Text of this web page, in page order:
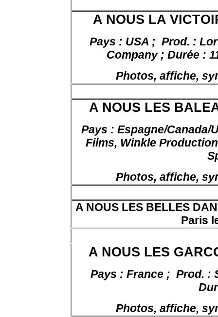
A NOUS LA
Pays : USA ; Prod. :
Company ; Durée :
Photos, affiche,
A NOUS LES
Pays : Espagne/Canada/
Films, Winkle
Photos, affiche,
A NOUS LES BELLES
Paris
A NOUS LES
Pays : France ; Prod. :
Photos, affiche,